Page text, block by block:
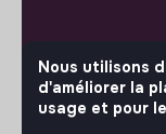
SUIVEZ-
Nous utilisons
d'améliorer la
usage et pour